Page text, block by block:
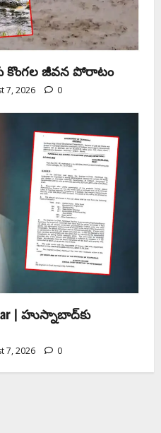
కొంగల జీవన పోరాటం
7, 2026 0
| హుస్నాబాద్‌కు
7, 2026 0